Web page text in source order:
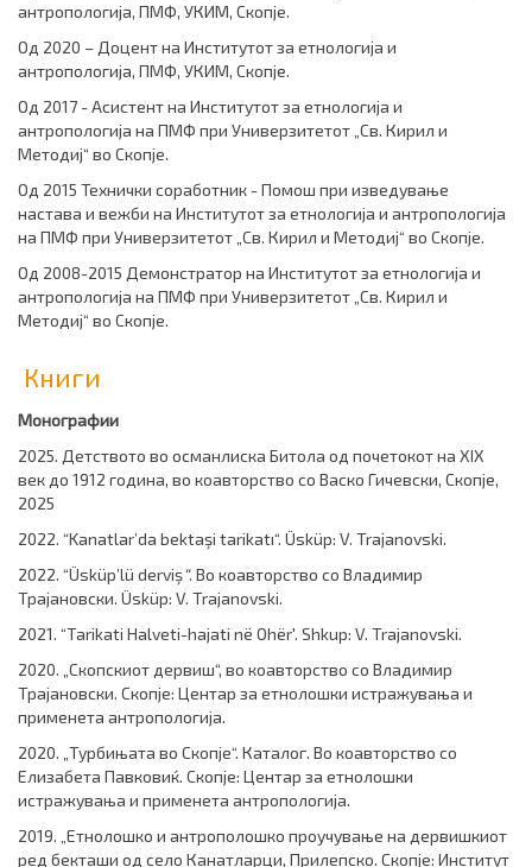
антропологија, ПМФ, УКИМ, Скопје.
Од 2020 – Доцент на Институтот за етнологија и
антропологија, ПМФ, УКИМ, Скопје.
Од 2017 - Асистент на Институтот за етнологија и
антропологија на ПМФ при Универзитетот „Св. Кирил и
Методиј“ во Скопје.
Од 2015 Технички соработник - Помош при изведување
настава и вежби на Институтот за етнологија и антропологија
на ПМФ при Универзитетот „Св. Кирил и Методиј“ во Скопје.
Од 2008-2015 Демонстратор на Институтот за етнологија и
антропологија на ПМФ при Универзитетот „Св. Кирил и
Методиј“ во Скопје.
Книги
Монографии
2025. Детството во османлиска Битола од почетокот на XIX
век до 1912 година, во коавторство со Васко Гичевски, Скопје,
2025
2022. “Kanatlar’da bektaşi tarikatı“. Üsküp: V. Trajanovski.
2022. “Üsküp’lü derviş“. Во коавторство со Владимир
Трајановски. Üsküp: V. Trajanovski.
2021. “Tarikati Halveti-hajati në Ohër'. Shkup: V. Trajanovski.
2020. „Скопскиот дервиш“, во коавторство со Владимир
Трајановски. Скопје: Центар за етнолошки истражувања и
применета антропологија.
2020. „Турбињата во Скопје“. Каталог. Во коавторство со
Елизабета Павковиќ. Скопје: Центар за етнолошки
истражувања и применета антропологија.
2019. „Етнолошко и антрополошко проучување на дервишкиот
ред бекташи од село Канатларци, Прилепско. Скопје: Институт